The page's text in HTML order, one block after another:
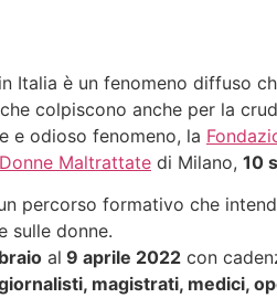
Italia è un fenomeno diffuso
colpiscono anche per la
e odioso fenomeno, la
Maltrattate di Milano, 10
percorso formativo che
sulle donne.
al 9 aprile 2022 con
magistrati, medici,